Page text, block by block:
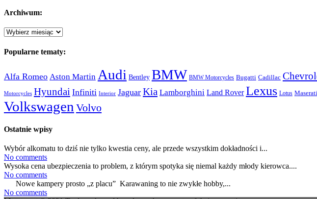
Archiwum:
Archiwum:
Popularne tematy:
Alfa Romeo Aston Martin Audi Bentley BMW BMW Motorcycles Bugatti Cadillac
Motorcycles Hyundai Infiniti Interior Jaguar Kia Lamborghini Land Rover Lexus Lotus Maserati
Volkswagen Volvo
Ostatnie wpisy
Wybór alkomatu to dziś nie tylko kwestia ceny, ale przede wszystkim dokładności i...
No comments
Wysoka cena ubezpieczenia to problem, z którym spotyka się niemal każdy młody kierowca....
No comments
Nowe kampery prosto „z placu” Karawaning to nie zwykłe hobby,...
No comments